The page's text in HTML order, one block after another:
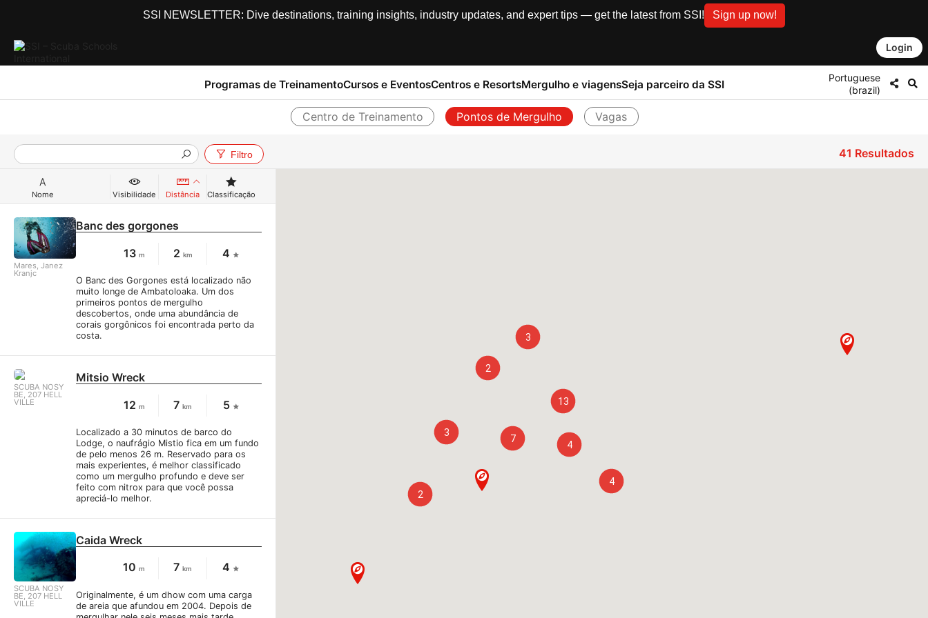
SSI NEWSLETTER: Dive destinations, training insights, industry updates, and expert tips — get the latest from SSI! Sign up now!
Login
Programas de TreinamentoCursos e EventosCentros e ResortsMergulho e viagensSeja parceiro da SSI
Portuguese
(brazil)
Centro de Treinamento Pontos de Mergulho Vagas
Filtro
13
3
3
4
2
4
7
2
41 Resultados
Nome Visibilidade Distância Classificação
Mares, Janez
Kranjc
13 m 2 km 4
Banc des gorgones
O Banc des Gorgones está localizado não
muito longe de Ambatoloaka. Um dos
primeiros pontos de mergulho
descobertos, onde uma abundância de
corais gorgônicos foi encontrada perto da
costa.
SCUBA NOSY
BE, 207 HELL
VILLE 12 m 7 km 5
Mitsio Wreck
Localizado a 30 minutos de barco do
Lodge, o naufrágio Mistio fica em um fundo
de pelo menos 26 m. Reservado para os
mais experientes, é melhor classificado
como um mergulho profundo e deve ser
feito com nitrox para que você possa
apreciá-lo melhor.
SCUBA NOSY
BE, 207 HELL
VILLE
10 m 7 km 4
Caida Wreck
Originalmente, é um dhow com uma carga
de areia que afundou em 2004. Depois de